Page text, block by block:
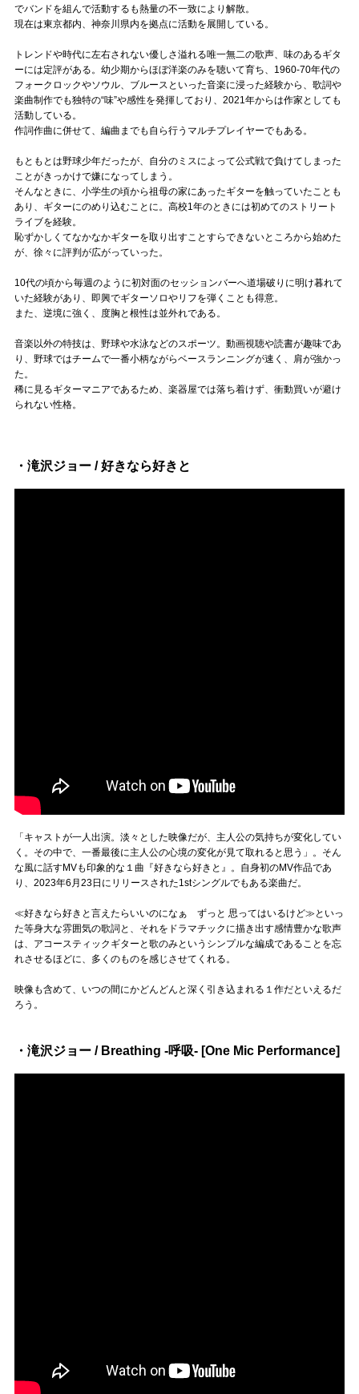
でバンドを組んで活動するも熱量の不一致により解散。
現在は東京都内、神奈川県内を拠点に活動を展開している。
トレンドや時代に左右されない優しさ溢れる唯一無二の歌声、味のあるギタ
ーには定評がある。幼少期からほぼ洋楽のみを聴いて育ち、1960-70年代の
フォークロックやソウル、ブルースといった音楽に浸った経験から、歌詞や
楽曲制作でも独特の“味”や感性を発揮しており、2021年からは作家としても
活動している。
作詞作曲に併せて、編曲までも自ら行うマルチプレイヤーでもある。
もともとは野球少年だったが、自分のミスによって公式戦で負けてしまった
ことがきっかけで嫌になってしまう。
そんなときに、小学生の頃から祖母の家にあったギターを触っていたことも
あり、ギターにのめり込むことに。高校1年のときには初めてのストリート
ライブを経験。
恥ずかしくてなかなかギターを取り出すことすらできないところから始めた
が、徐々に評判が広がっていった。
10代の頃から毎週のように初対面のセッションバーへ道場破りに明け暮れて
いた経験があり、即興でギターソロやリフを弾くことも得意。
また、逆境に強く、度胸と根性は並外れである。
音楽以外の特技は、野球や水泳などのスポーツ。動画視聴や読書が趣味であ
り、野球ではチームで一番小柄ながらベースランニングが速く、肩が強かっ
た。
稀に見るギターマニアであるため、楽器屋では落ち着けず、衝動買いが避け
られない性格。
・滝沢ジョー / 好きなら好きと
「キャストが一人出演。淡々とした映像だが、主人公の気持ちが変化してい
く。その中で、一番最後に主人公の心境の変化が見て取れると思う」。そん
な風に話すMVも印象的な１曲『好きなら好きと』。自身初のMV作品であ
り、2023年6月23日にリリースされた1stシングルでもある楽曲だ。
≪好きなら好きと言えたらいいのになぁ ずっと 思ってはいるけど≫といっ
た等身大な雰囲気の歌詞と、それをドラマチックに描き出す感情豊かな歌声
は、アコースティックギターと歌のみというシンプルな編成であることを忘
れさせるほどに、多くのものを感じさせてくれる。
映像も含めて、いつの間にかどんどんと深く引き込まれる１作だといえるだ
ろう。
・滝沢ジョー / Breathing -呼吸- [One Mic Performance]